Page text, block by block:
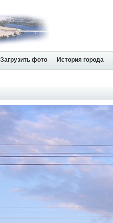
Загрузить фото История города